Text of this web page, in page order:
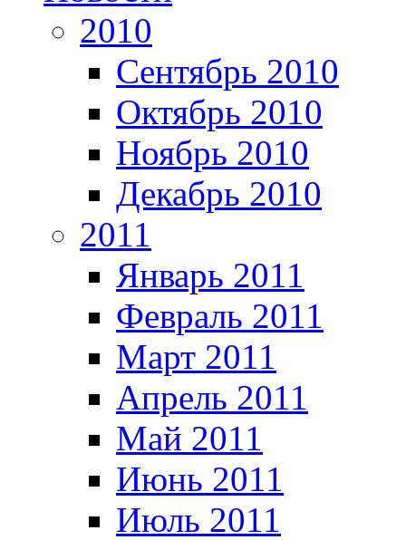
2010
Сентябрь 2010
Октябрь 2010
Ноябрь 2010
Декабрь 2010
2011
Январь 2011
Февраль 2011
Март 2011
Апрель 2011
Май 2011
Июнь 2011
Июль 2011